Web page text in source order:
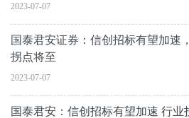
2023-07-07
国泰君安证券：信创招标有望加速
拐点将至
2023-07-07
国泰君安：信创招标有望加速 行业